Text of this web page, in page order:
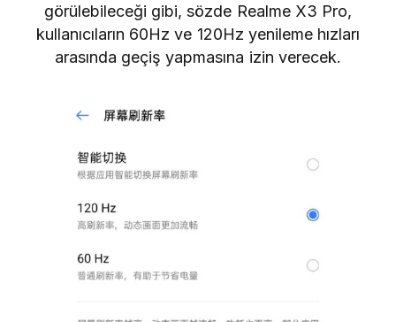
görülebileceği gibi, sözde Realme X3 Pro,
kullanıcıların 60Hz ve 120Hz yenileme hızları
arasında geçiş yapmasına izin verecek.